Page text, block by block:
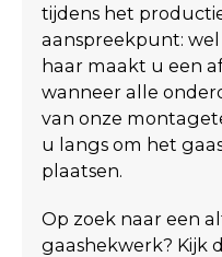
tijdens het
aanspreekpunt:
haar maakt u een
wanneer alle
van onze
u langs om het
plaatsen.
Op zoek naar een
gaashekwerk? Kijk